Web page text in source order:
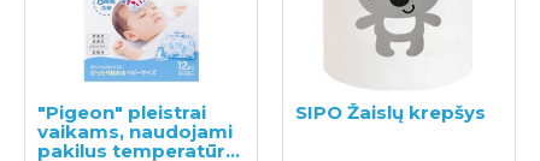
"Pigeon" pleistrai
vaikams, naudojami
pakilus temperatūrai
SIPO Žaislų krepšys